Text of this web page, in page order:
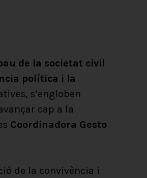
de la societat civil
política i la
s’engloben
cap a la
Coordinadora Gesto
de la convivència i